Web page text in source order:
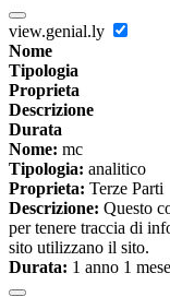
view.genial.ly
Nome
Tipologia
Proprieta
Descrizione
Durata
Nome: mc
Tipologia: analitico
Proprieta: Terze Parti
Descrizione: Questo
per tenere traccia di
sito utilizzano il sito.
Durata: 1 anno 1 mese